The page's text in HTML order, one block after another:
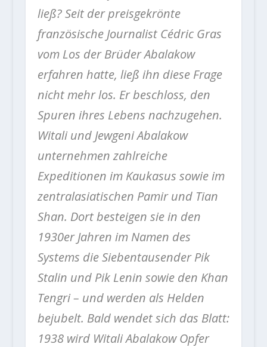
ließ? Seit der preisgekrönte
französische Journalist Cédric Gras
vom Los der Brüder Abalakow
erfahren hatte, ließ ihn diese Frage
nicht mehr los. Er beschloss, den
Spuren ihres Lebens nachzugehen.
Witali und Jewgeni Abalakow
unternehmen zahlreiche
Expeditionen im Kaukasus sowie im
zentralasiatischen Pamir und Tian
Shan. Dortbesteigen sie in den
1930er Jahren im Namen des
Systems die Siebentausender Pik
Stalin und Pik Lenin sowie den Khan
Tengri – und werden als Helden
bejubelt. Bald wendet sich das Blatt:
1938 wird Witali Abalakow Opfer